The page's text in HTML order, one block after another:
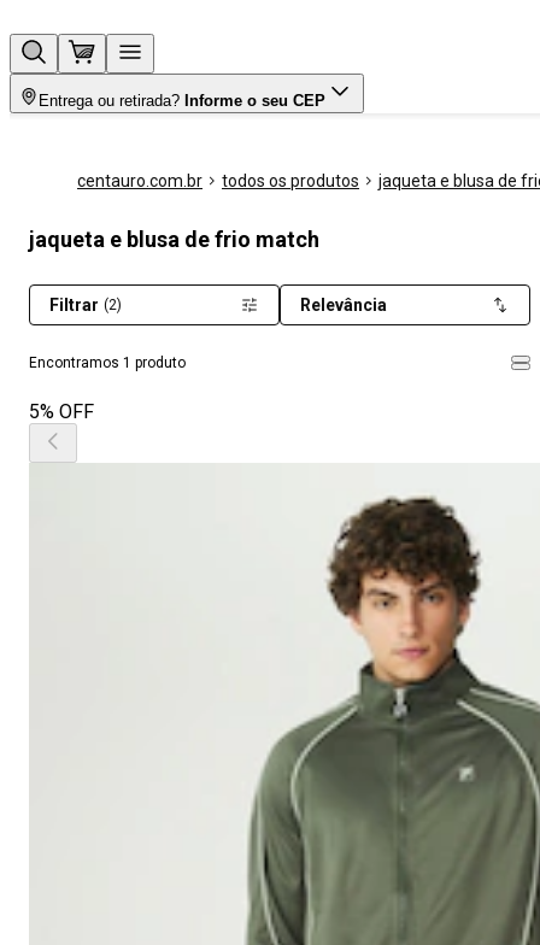
Entrega ou retirada? Informe o seu CEP
centauro.com.br todos os produtos jaqueta e blusa de
jaqueta e blusa de frio match
Encontramos 1 produto
Filtrar (2) Relevância
5% OFF